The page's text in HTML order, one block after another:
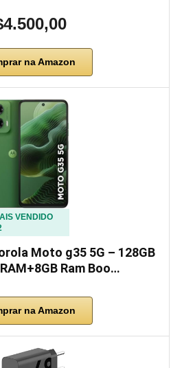
na Amazon
VENDIDO
Moto g35 5G – 128GB
Ram Boo…
na Amazon